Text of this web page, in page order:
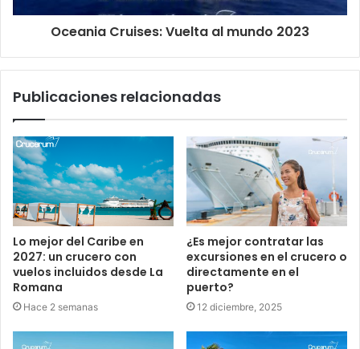
Oceania Cruises: Vuelta al mundo 2023
Publicaciones relacionadas
Lo mejor del Caribe en
2027: un crucero con
vuelos incluidos desde La
Romana
Hace 2 semanas
¿Es mejor contratar las
excursiones en el crucero o
directamente en el
puerto?
12 diciembre, 2025